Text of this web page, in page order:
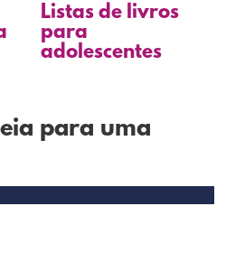
Listas de livros
para
adolescentes
para uma